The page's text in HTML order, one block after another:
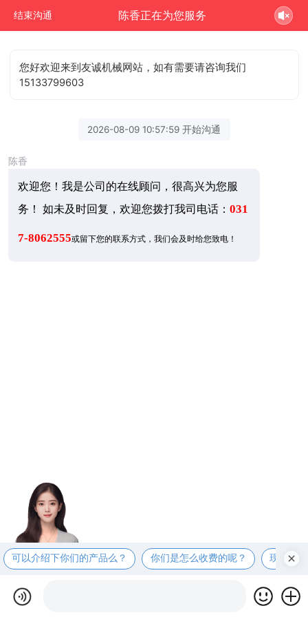
结束沟通 陈香正在为您服务
您好欢迎来到友诚机械网站，如有需要请咨询我们
15133799603
2026-08-09 10:57:59 开始沟通
陈香
欢迎您！我是公司的在线顾问，很高兴为您服
务！ 如未及时回复，欢迎您拨打我司电话： 031
7-8062555或留下您的联系方式，我们会及时给您致电！
可以介绍下你们的产品么？ 你们是怎么收费的呢？ 现在有